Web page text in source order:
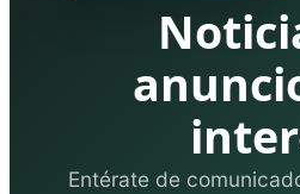
Entérate de